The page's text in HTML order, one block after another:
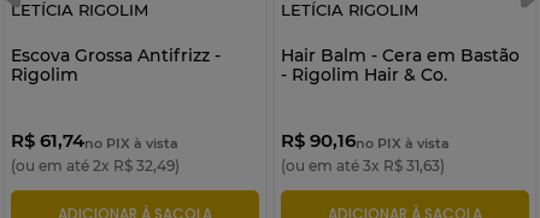
LETÍCIA RIGOLIM
Escova Grossa Antifrizz -
Rigolim
R$ 61,74no PIX à vista
(ou em até 2x R$ 32,49)
LETÍCIA RIGOLIM
Hair Balm - Cera em Bastão
- Rigolim Hair & Co.
R$ 90,16no PIX à vista
(ou em até 3x R$ 31,63)